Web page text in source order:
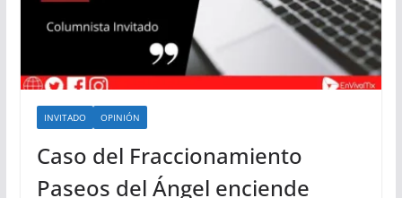
INVITADO OPINIÓN
Caso del Fraccionamiento
Paseos del Ángel enciende